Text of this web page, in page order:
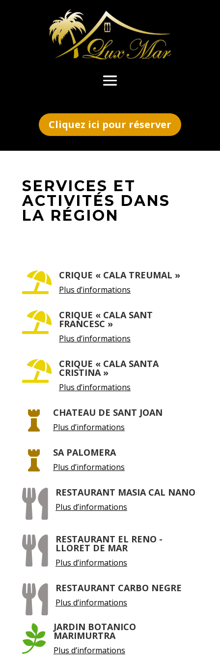
Cliquez ici pour réserver
SERVICES ET
ACTIVITÉS DANS
LA RÉGION
 CRIQUE « CALA TREUMAL »
Plus d’informations
 CRIQUE « CALA SANT
FRANCESC »
Plus d’informations
 CRIQUE « CALA SANTA
CRISTINA »
Plus d’informations
 CHATEAU DE SANT JOAN
Plus d’informations
 SA PALOMERA
Plus d’informations
 RESTAURANT MASIA CAL NANO
Plus d’informations
 RESTAURANT EL RENO -
LLORET DE MAR
Plus d’informations
 RESTAURANT CARBO NEGRE
Plus d’informations
 JARDIN BOTANICO
MARIMURTRA
Plus d’informations